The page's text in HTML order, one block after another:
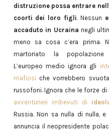
distruzione possa entrare
coorti dei loro figli. Nessun
accaduto in Ucrainanegli
meno sa cosa c’era prima.
martoriato la
L’europeo medio ignora gli
mafiosi che vorrebbero
russofoni. Ignora che le forze
avventurieri imbevuti di
Russia. Non sa nulla di nulla,
annuncia il neopresidente